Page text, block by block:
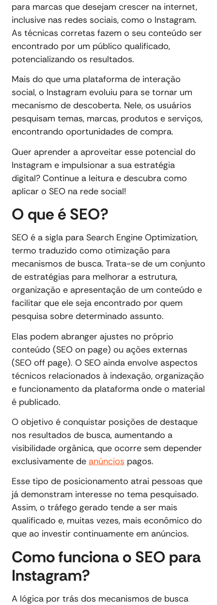
para marcas que desejam crescer na internet,
inclusive nas redes sociais, como o Instagram.
As técnicas corretas fazem o seu conteúdo ser
encontrado por um público qualificado,
potencializando os resultados.
Mais do que uma plataforma de interação
social, o Instagram evoluiu para se tornar um
mecanismo de descoberta. Nele, os usuários
pesquisam temas, marcas, produtos e serviços,
encontrando oportunidades de compra.
Quer aprender a aproveitar esse potencial do
Instagram e impulsionar a sua estratégia
digital? Continue a leitura e descubra como
aplicar o SEO na rede social!
O que é SEO?
SEO é a sigla para Search Engine Optimization,
termo traduzido como otimização para
mecanismos de busca. Trata-se de um conjunto
de estratégias para melhorar a estrutura,
organização e apresentação de um conteúdo e
facilitar que ele seja encontrado por quem
pesquisa sobre determinado assunto.
Elas podem abranger ajustes no próprio
conteúdo (SEO on page) ou ações externas
(SEO off page). O SEO ainda envolve aspectos
técnicos relacionados à indexação, organização
e funcionamento da plataforma onde o material
é publicado.
O objetivo é conquistar posições de destaque
nos resultados de busca, aumentando a
visibilidade orgânica, que ocorre sem depender
exclusivamente de anúncios pagos.
Esse tipo de posicionamento atrai pessoas que
já demonstram interesse no tema pesquisado.
Assim, o tráfego gerado tende a ser mais
qualificado e, muitas vezes, mais econômico do
que ao investir continuamente em anúncios.
Como funciona o SEO para
Instagram?
A lógica por trás dos mecanismos de busca